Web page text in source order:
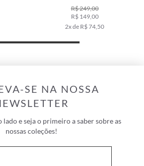
R$ 249,00
R$ 149,00
SE NA NOSSA
lado e seja o primeiro a saber sobre as